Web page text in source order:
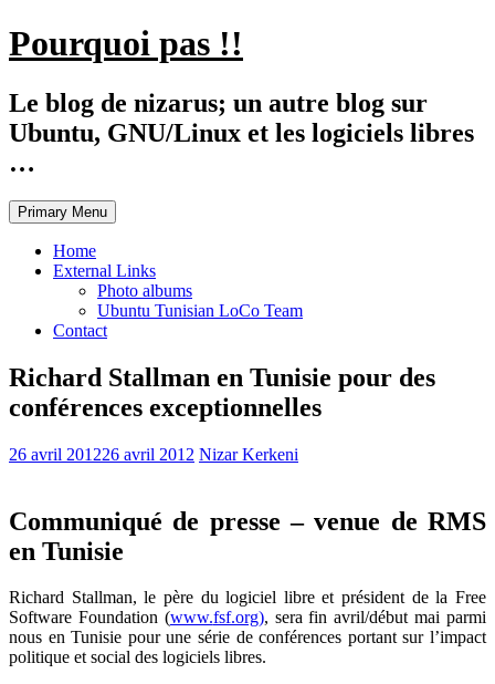
Skip
to
Pourquoi pas !!
Le blog de nizarus; un autre blog sur
Ubuntu, GNU/Linux et les logiciels libres
…
Primary Menu
Home
External Links
Photo albums
Ubuntu Tunisian LoCo Team
Contact
Richard Stallman en Tunisie pour des
conférences exceptionnelles
26 avril 201226 avril 2012 Nizar Kerkeni
Communiqué de presse – venue de RMS
en Tunisie
Richard Stallman, le père du logiciel libre et président de la Free
Software Foundation (www.fsf.org), sera fin avril/début mai parmi
nous en Tunisie pour une série de conférences portant sur l’impact
politique et social des logiciels libres.